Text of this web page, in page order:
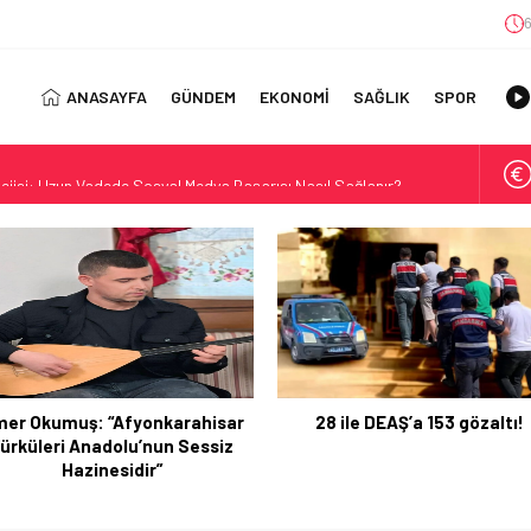
ANASAYFA GÜNDEM EKONOMİ SAĞLIK SPOR
Discover the Convenience of Istanbul Transfer Services
Kız Öğrenci Yurtları
Maliyetlerle Verimlilik Sağlayın
Your Canada Immigration Guide Awaits
Diş Tedavisinin Yeni Yüzü
Dünyada Öne Çıkan Bir İsim
Play Manufacturers for Your Business
Yerler Arasında Güven Neden Önemlidir?
28 ile DEAŞ’a 153 gözaltı!
Afyonkarahisar TOHM ve